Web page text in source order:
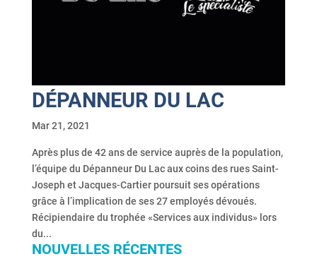
DÉPANNEUR DU LAC
Mar 21, 2021
Après plus de 42 ans de service auprès de la population,
l’équipe du Dépanneur Du Lac aux coins des rues Saint-
Joseph et Jacques-Cartier poursuit ses opérations
grâce à l’implication de ses 27 employés dévoués.
Récipiendaire du trophée «Services aux individus» lors
du...
NOUVELLES RÉCENTES